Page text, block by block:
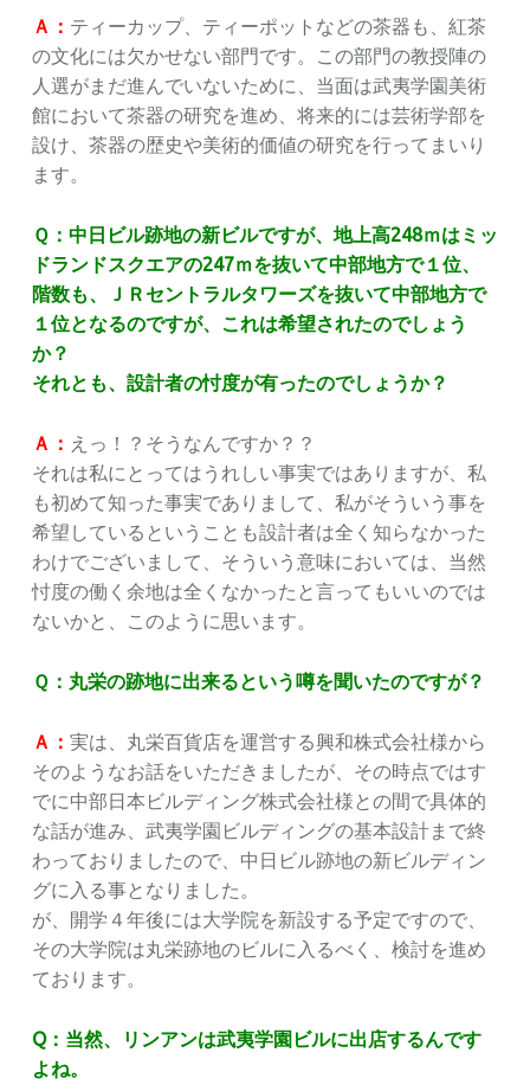
Ａ： ティーカップ、ティーポットなどの茶器も、紅茶
の文化には欠かせない部門です。この部門の教授陣の
人選がまだ進んでいないために、当面は武夷学園美術
館において茶器の研究を進め、将来的には芸術学部を
設け、茶器の歴史や美術的価値の研究を行ってまいり
ます。
Ｑ：中日ビル跡地の新ビルですが、地上高248ｍはミッ
ドランドスクエアの247ｍを抜いて中部地方で１位、
階数も、ＪＲセントラルタワーズを抜いて中部地方で
１位となるのですが、これは希望されたのでしょう
か？
それとも、設計者の忖度が有ったのでしょうか？
Ａ： えっ！？そうなんですか？？
それは私にとってはうれしい事実ではありますが、私
も初めて知った事実でありまして、私がそういう事を
希望しているということも設計者は全く知らなかった
わけでございまして、そういう意味においては、当然
忖度の働く余地は全くなかったと言ってもいいのでは
ないかと、このように思います。
Ｑ：丸栄の跡地に出来るという噂を聞いたのですが？
Ａ： 実は、丸栄百貨店を運営する興和株式会社様から
そのようなお話をいただきましたが、その時点ではす
でに中部日本ビルディング株式会社様との間で具体的
な話が進み、武夷学園ビルディングの基本設計まで終
わっておりましたので、中日ビル跡地の新ビルディン
グに入る事となりました。
が、開学４年後には大学院を新設する予定ですので、
その大学院は丸栄跡地のビルに入るべく、検討を進め
ております。
Q：当然、リンアンは武夷学園ビルに出店するんです
よね。